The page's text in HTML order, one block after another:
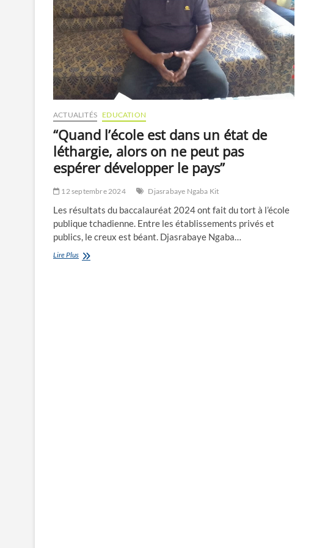
ACTUALITÉS EDUCATION
“Quand l’école est dans un état de
léthargie, alors on ne peut pas
espérer développer le pays”
12 septembre 2024 Djasrabaye Ngaba Kit
Les résultats du baccalauréat 2024 ont fait du tort à l’école
publique tchadienne. Entre les établissements privés et
publics, le creux est béant. Djasrabaye Ngaba…
Lire Plus“Quand